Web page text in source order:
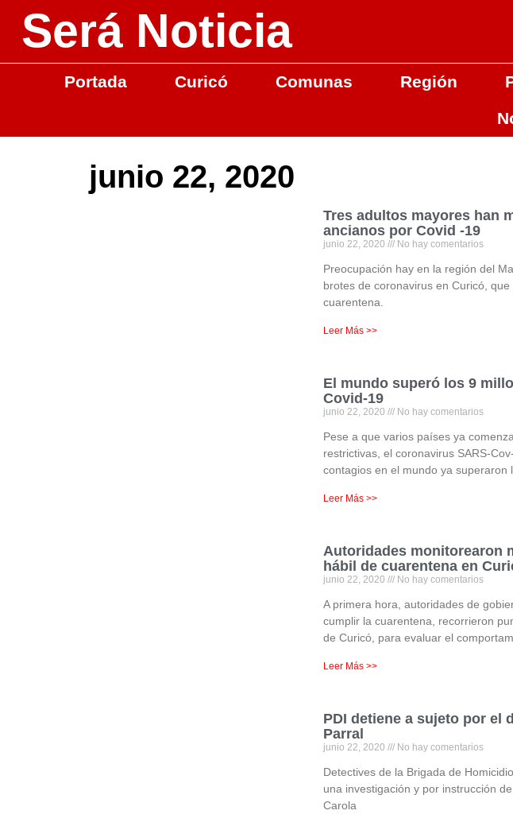
Será Noticia
Portada Curicó Comunas Región
junio 22, 2020
Tres adultos mayores han
ancianos por Covid -19
junio 22, 2020 No hay comentarios
Preocupación hay en la región del
brotes de coronavirus en Curicó,
cuarentena.
Leer Más >>
El mundo superó los 9
Covid-19
junio 22, 2020 No hay comentarios
Pese a que varios países ya
restrictivas, el coronavirus SARS-
contagios en el mundo ya superaron
Leer Más >>
Autoridades monitorearon
hábil de cuarentena en
junio 22, 2020 No hay comentarios
A primera hora, autoridades de
cumplir la cuarentena, recorrieron
de Curicó, para evaluar el
Leer Más >>
PDI detiene a sujeto por el
Parral
junio 22, 2020 No hay comentarios
Detectives de la Brigada de
una investigación y por instrucción
Carola